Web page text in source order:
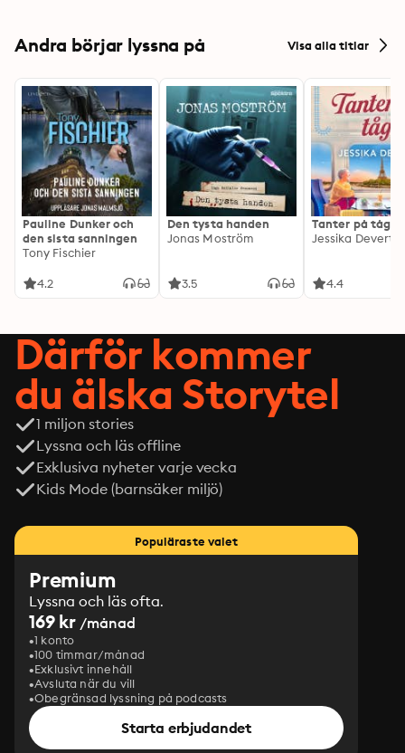
Andra börjar lyssna på Visa alla titlar
Pauline Dunker och
den sista sanningen
Tony Fischier
4.2
Den tysta handen
Jonas Moström
3.5
Tanter på tåg
Jessika Devert
4.4
Därför kommer
du älska Storytel
1 miljon stories
Lyssna och läs offline
Exklusiva nyheter varje vecka
Kids Mode (barnsäker miljö)
Populäraste valet
Premium
Lyssna och läs ofta.
169 kr /månad
1 konto
100 timmar/månad
Exklusivt innehåll
Avsluta när du vill
Obegränsad lyssning på podcasts
Starta erbjudandet